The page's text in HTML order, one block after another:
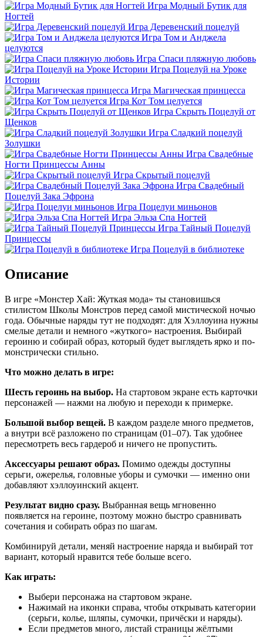
Игра Модный Бутик для
Ногтей
Игра Деревенский поцелуй
Игра Том и Анджела
целуются
Игра Спаси пляжную любовь
Игра Поцелуй на Уроке
Истории
Игра Магическая принцесса
Игра Кот Том целуется
Игра Скрыть Поцелуй от
Щенков
Игра Сладкий поцелуй
Золушки
Игра Свадебные
Ногти Принцессы Анны
Игра Скрытый поцелуй
Игра Свадебный
Поцелуй Зака Эфрона
Игра Поцелуи миньонов
Игра Эльза Спа Ногтей
Игра Тайный Поцелуй
Принцессы
Игра Поцелуй в библиотеке
Описание
В игре «Монстер Хай: Жуткая мода» ты становишься
стилистом Школы Монстров перед самой мистической ночью
года. Обычные наряды тут не подходят: для Хэллоуина нужны
смелые детали и немного «жуткого» настроения. Выбирай
героиню и собирай образ, который будет выглядеть ярко и по-
монстрически стильно.
Что можно делать в игре:
Шесть героинь на выбор. На стартовом экране есть карточки
персонажей — нажми на любую и переходи к примерке.
Большой выбор вещей. В каждом разделе много предметов,
а внутри всё разложено по страницам (01–07). Так удобнее
пересмотреть весь гардероб и ничего не пропустить.
Аксессуары решают образ. Помимо одежды доступны
серьги, ожерелья, головные уборы и сумочки — именно они
добавляют хэллоуинский акцент.
Результат видно сразу. Выбранная вещь мгновенно
появляется на героине, поэтому можно быстро сравнивать
сочетания и собирать образ по шагам.
Комбинируй детали, меняй настроение наряда и выбирай тот
вариант, который нравится тебе больше всего.
Как играть:
Выбери персонажа на стартовом экране.
Нажимай на иконки справа, чтобы открывать категории
(серьги, колье, шляпы, сумочки, причёски и наряды).
Если предметов много, листай страницы жёлтыми